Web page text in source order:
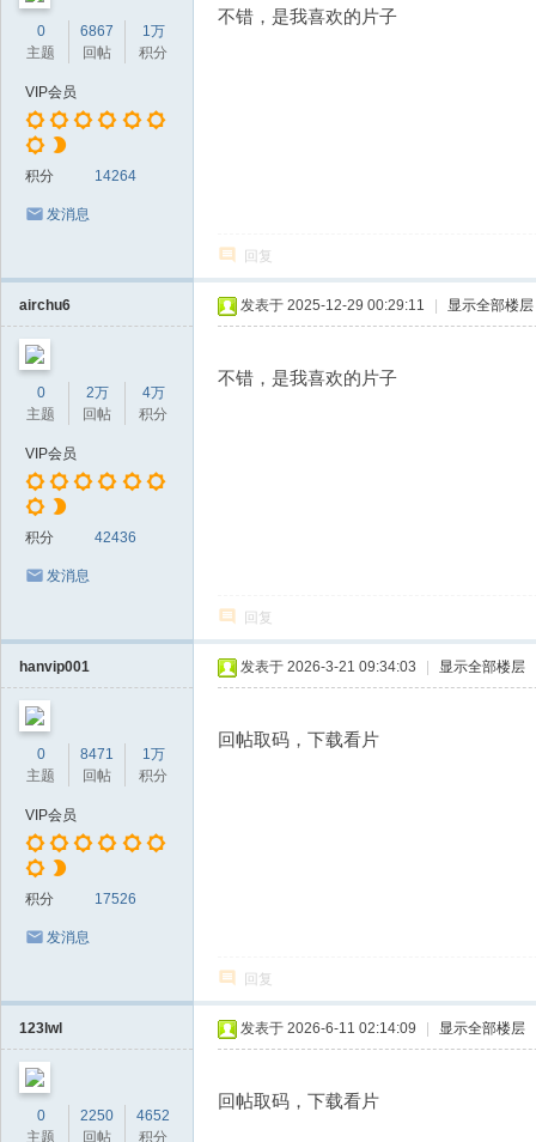
0
主题
6867
回帖
1万
积分
VIP会员
积分 14264
发消息
不错，是我喜欢的片子
回复
airchu6
0
主题
2万
回帖
4万
积分
VIP会员
积分 42436
发消息
发表于 2025-12-29 00:29:11 显示全部楼层
不错，是我喜欢的片子
回复
hanvip001
0
主题
8471
回帖
1万
积分
VIP会员
积分 17526
发消息
发表于 2026-3-21 09:34:03 显示全部楼层
回帖取码，下载看片
回复
123lwl
0
主题
2250
回帖
4652
积分
发表于 2026-6-11 02:14:09 显示全部楼层
回帖取码，下载看片